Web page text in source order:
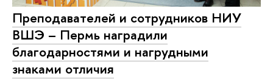
Преподавателей и сотрудников НИУ
ВШЭ – Пермь наградили
благодарностями и нагрудными
знаками отличия